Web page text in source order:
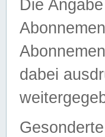
Die
dabei